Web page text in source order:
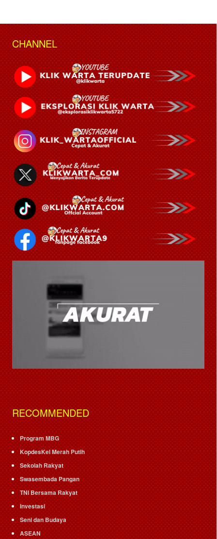
CHANNEL
RECOMMENDED
Program MBG
KopdesKel Merah Putih
Sekolah Rakyat
Swasembada Pangan
TNI Bersama Rakyat
Investasi
Seni dan Budaya
ASEAN